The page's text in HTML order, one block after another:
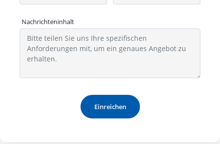
Nachrichteninhalt
Einreichen